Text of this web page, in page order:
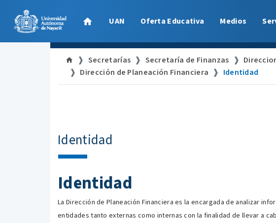
UAN Oferta Educativa Medios
Secretarías Secretaría de Finanzas
Dirección de Planeación Financiera
Identidad
Identidad
Identidad
La Dirección de Planeación Financiera es la encargada de analizar
entidades tanto externas como internas con la finalidad de llevar a